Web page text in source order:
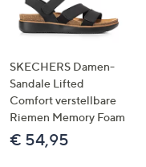
SKECHERS Damen-
Sandale Lifted
Comfort verstellbare
Riemen Memory Foam
€ 54,95